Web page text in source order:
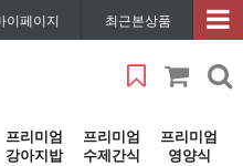
이페이지 최근본상품
프리미엄
강아지밥
프리미엄
수제간식
프리미엄
영양식